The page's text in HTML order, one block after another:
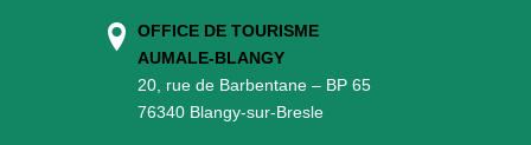
OFFICE DE TOURISME
AUMALE-BLANGY
20, rue de Barbentane – BP 65
76340 Blangy-sur-Bresle